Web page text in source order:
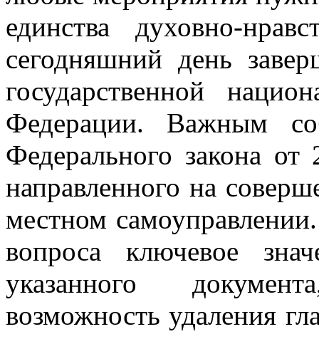
единства духовно-
сегодняшний день
государственной
Федерации. Важным
Федерального закона
направленного на
местном
вопроса ключевое
указанного
возможность удаления